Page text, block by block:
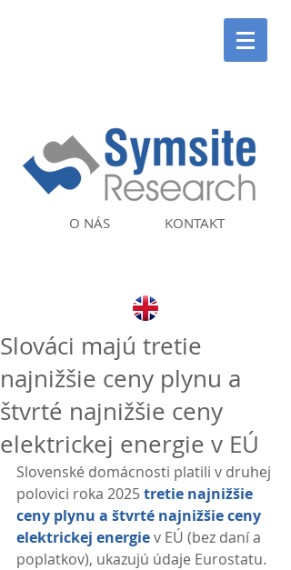
KONTAKT
O NÁS
Slováci majú tretie
najnižšie ceny plynu a
štvrté najnižšie ceny
elektrickej energie v EÚ
Slovenské domácnosti platili v druhej
polovici roka 2025 tretie najnižšie
ceny plynu a štvrté najnižšie ceny
elektrickej energie v EÚ (bez daní a
poplatkov), ukazujú údaje Eurostatu.